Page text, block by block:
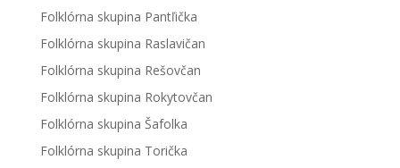
Folklórna skupina Pantľička
Folklórna skupina Raslavičan
Folklórna skupina Rešovčan
Folklórna skupina Rokytovčan
Folklórna skupina Šafolka
Folklórna skupina Torička